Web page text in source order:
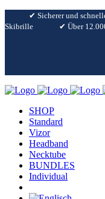
✔︎ Sicherer und
Skibrille
✔︎ Über
SHOP
Standard
Vizor
Headband
Necktube
BUNDLES
Individual